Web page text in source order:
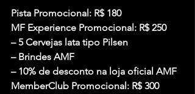
Pista Promocional: R$ 180
MF Experience Promocional: R$ 250
– 5 Cervejas lata tipo Pilsen
– Brindes AMF
– 10% de desconto na loja oficial AMF
MemberClub Promocional: R$ 300